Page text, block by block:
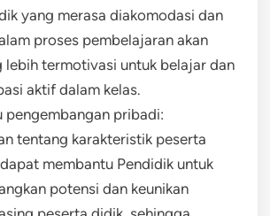
yang merasa diakomodasi dan
proses pembelajaran akan
lebih termotivasi untuk belajar dan
aktif dalam kelas.
pengembangan pribadi:
tentang karakteristik peserta
membantu Pendidik untuk
potensi dan keunikan